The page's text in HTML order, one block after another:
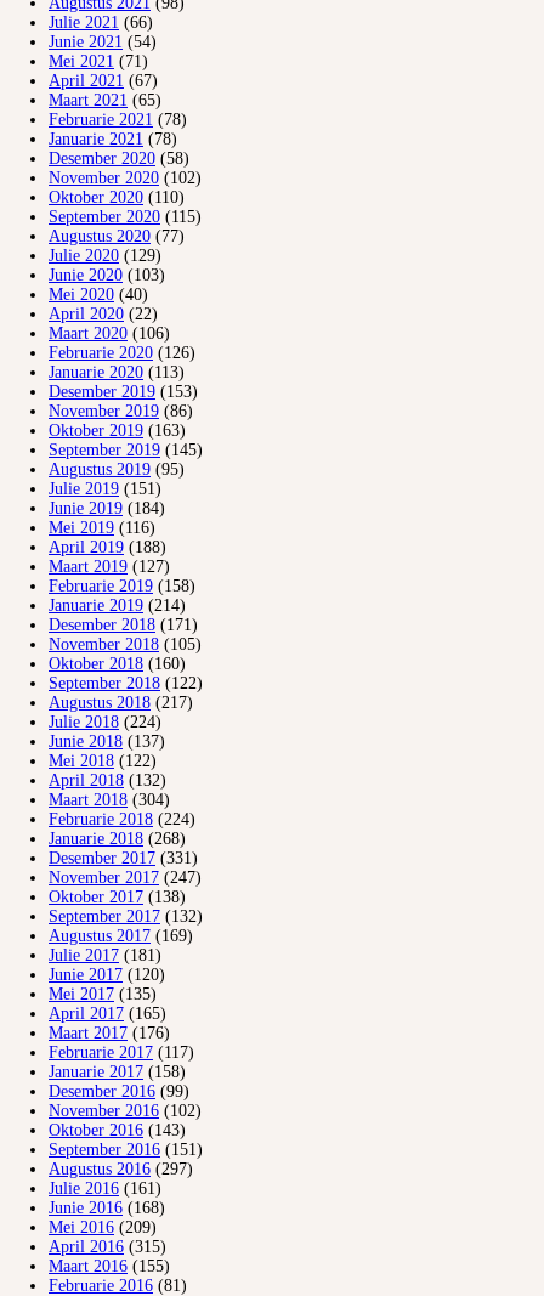
Julie 2021 (66)
Junie 2021 (54)
Mei 2021 (71)
April 2021 (67)
Maart 2021 (65)
Februarie 2021 (78)
Januarie 2021 (78)
Desember 2020 (58)
November 2020 (102)
Oktober 2020 (110)
September 2020 (115)
Augustus 2020 (77)
Julie 2020 (129)
Junie 2020 (103)
Mei 2020 (40)
April 2020 (22)
Maart 2020 (106)
Februarie 2020 (126)
Januarie 2020 (113)
Desember 2019 (153)
November 2019 (86)
Oktober 2019 (163)
September 2019 (145)
Augustus 2019 (95)
Julie 2019 (151)
Junie 2019 (184)
Mei 2019 (116)
April 2019 (188)
Maart 2019 (127)
Februarie 2019 (158)
Januarie 2019 (214)
Desember 2018 (171)
November 2018 (105)
Oktober 2018 (160)
September 2018 (122)
Augustus 2018 (217)
Julie 2018 (224)
Junie 2018 (137)
Mei 2018 (122)
April 2018 (132)
Maart 2018 (304)
Februarie 2018 (224)
Januarie 2018 (268)
Desember 2017 (331)
November 2017 (247)
Oktober 2017 (138)
September 2017 (132)
Augustus 2017 (169)
Julie 2017 (181)
Junie 2017 (120)
Mei 2017 (135)
April 2017 (165)
Maart 2017 (176)
Februarie 2017 (117)
Januarie 2017 (158)
Desember 2016 (99)
November 2016 (102)
Oktober 2016 (143)
September 2016 (151)
Augustus 2016 (297)
Julie 2016 (161)
Junie 2016 (168)
Mei 2016 (209)
April 2016 (315)
Maart 2016 (155)
Februarie 2016 (81)